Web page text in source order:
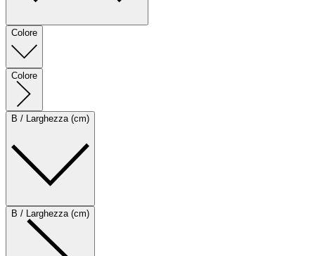
Colore
Colore
B / Larghezza (cm)
B / Larghezza (cm)